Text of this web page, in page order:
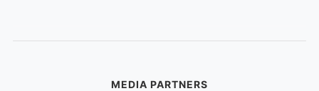
MEDIA PARTNERS